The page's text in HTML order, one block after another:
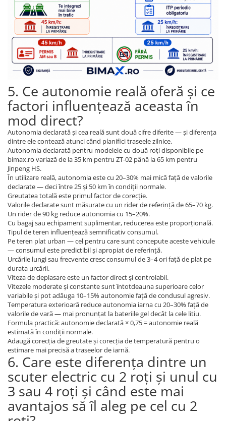
5. Ce autonomie reală oferă și ce
factori influențează aceasta în
mod direct?
Autonomia declarată și cea reală sunt două cifre diferite — și diferența
dintre ele contează atunci când planifici traseele zilnice.
Autonomia declarată pentru modelele cu două roți disponibile pe
bimax.ro variază de la 35 km pentru ZT-02 până la 65 km pentru
Jinpeng HS.
În utilizare reală, autonomia este cu 20–30% mai mică față de valorile
declarate — deci între 25 și 50 km în condiții normale.
Greutatea totală este primul factor de corecție.
Valorile declarate sunt măsurate cu un rider de referință de 65–70 kg.
Un rider de 90 kg reduce autonomia cu 15–20%.
Cu bagaj sau echipament suplimentar, reducerea este proporțională.
Tipul de teren influențează semnificativ consumul.
Pe teren plat urban — cel pentru care sunt concepute aceste vehicule
— consumul este predictibil și apropiat de referință.
Urcările lungi sau frecvente cresc consumul de 3–4 ori față de plat pe
durata urcării.
Viteza de deplasare este un factor direct și controlabil.
Vitezele moderate și constante sunt întotdeauna superioare celor
variabile și pot adăuga 10–15% autonomie față de condusul agresiv.
Temperatura exterioară reduce autonomia iarna cu 20–30% față de
valorile de vară — mai pronunțat la bateriile gel decât la cele litiu.
Formula practică: autonomie declarată × 0,75 = autonomie reală
estimată în condiții normale.
Adaugă corecția de greutate și corecția de temperatură pentru o
estimare mai precisă a traseelor de iarnă.
6. Care este diferența dintre un
scuter electric cu 2 roți și unul cu
3 sau 4 roți și când este mai
avantajos să îl aleg pe cel cu 2